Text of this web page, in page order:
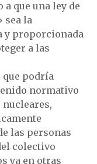
que una ley de
sea la
y proporcionada
a las
que podría
normativo
las personas
colectivo
ya en otras